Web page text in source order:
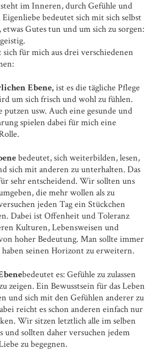
im Inneren, durch Gefühle und
bedeutet sich mit sich selbst
etwas Gutes tun und um sich zu sorgen:
sich für mich aus drei verschiedenen
Ebene,ist es die tägliche Pflege
um sich frisch und wohl zu fühlen.
putzen usw. Auch eine gesunde und
spielen dabei für mich eine
bedeutet, sich weiterbilden, lesen,
sich mit anderen zu unterhalten. Das
sehr entscheidend. Wir sollten uns
die mehr wollen als zu
jeden Tag ein Stückchen
Dabei ist Offenheit und Toleranz
Kulturen, Lebensweisen und
hoher Bedeutung. Man sollte immer
seinen Horizont zu erweitern.
bedeutet es: Gefühle zu zulassen
zeigen. Ein Bewusstsein für das Leben
und sich mit den Gefühlen anderer zu
reicht es schon anderen einfach nur
Wir sitzen letztlich alle im selben
und sollten daher versuchen jedem
zu begegnen.